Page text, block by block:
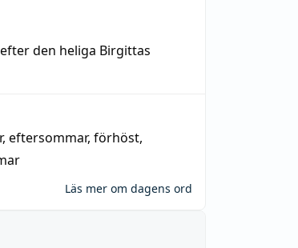
efter den heliga Birgittas
, eftersommar, förhöst,
Läs mer om dagens ord